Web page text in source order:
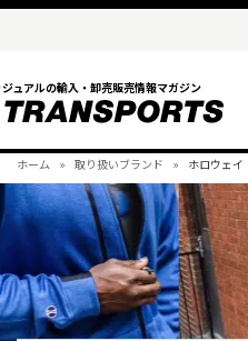
ュアルの輸入・卸売販売情報マガジン
ホーム 取り扱いブランド ホロウェイ